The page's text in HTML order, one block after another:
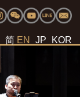
简 EN JP KOR